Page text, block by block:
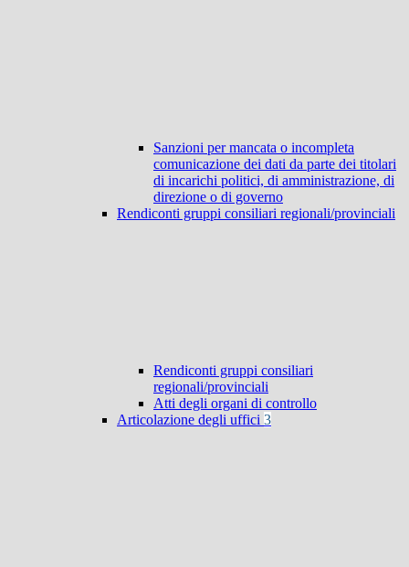
Sanzioni per mancata o incompleta
comunicazione dei dati da parte dei titolari
di incarichi politici, di amministrazione, di
direzione o di governo
Rendiconti gruppi consiliari regionali/provinciali
Rendiconti gruppi consiliari
regionali/provinciali
Atti degli organi di controllo
Articolazione degli uffici 3